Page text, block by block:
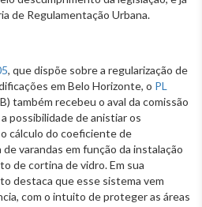
de Regulamentação Urbana.
, que dispõe sobre a regularização de
em Belo Horizonte, o PL
também recebeu o aval da comissão
possibilidade de anistiar os
cálculo do coeficiente de
varandas em função da instalação
de cortina de vidro. Em sua
destaca que esse sistema vem
com o intuito de proteger as áreas